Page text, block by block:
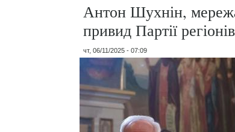
Антон Шухнін,
привид Партії регіонів
чт, 06/11/2025 - 07:09